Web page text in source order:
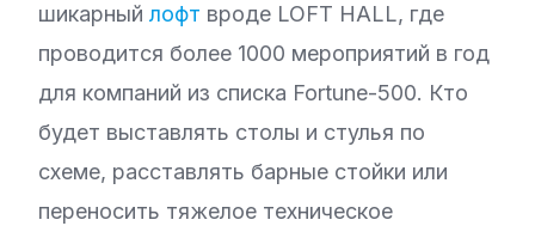
шикарный лофт вроде LOFT HALL, где
проводится более 1000 мероприятий в год
для компаний из списка Fortune-500. Кто
будет выставлять столы и стулья по
схеме, расставлять барные стойки или
переносить тяжелое техническое